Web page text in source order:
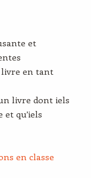
et
livre en tant
livre dont iels
qu’iels
en classe